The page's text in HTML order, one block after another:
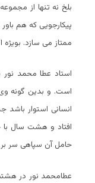
بلخ نه تنها از
پیکارجویی که هم
ممتاز می سازد.
استاد عطا محمد
است. و بدین گونه وی
انسانی استوار
افتاد و هشت سال
حامل آن سپاهی سر بر
عطامحمد نور در